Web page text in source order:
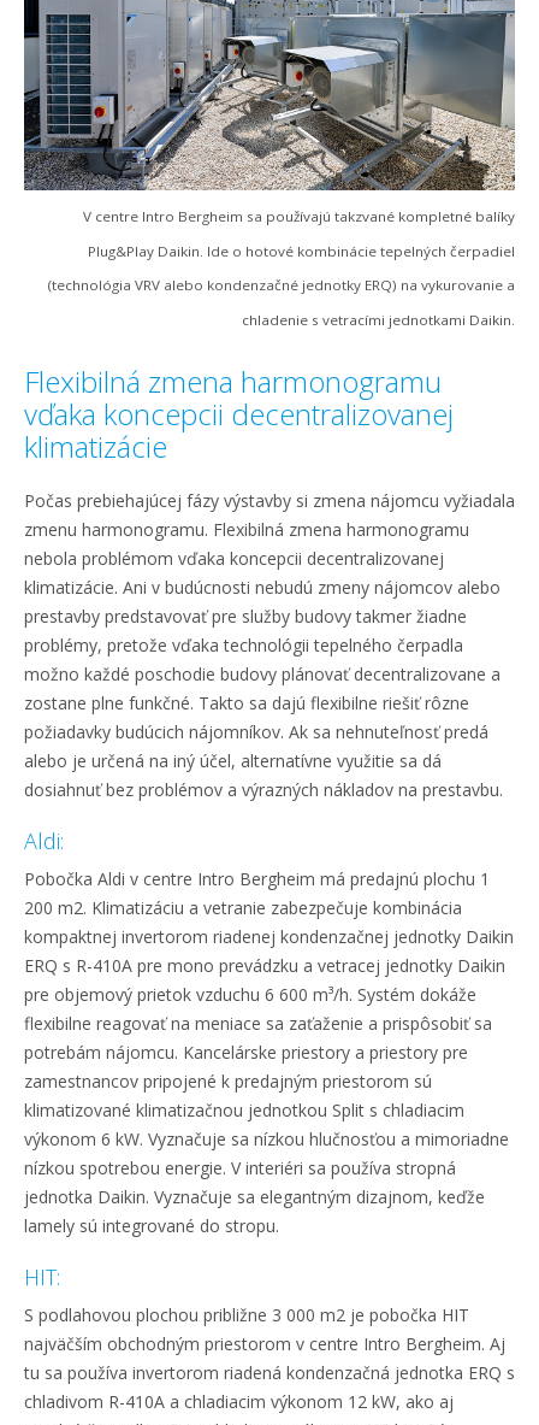
V centre Intro Bergheim sa používajú takzvané kompletné balíky
Plug&Play Daikin. Ide o hotové kombinácie tepelných čerpadiel
(technológia VRV alebo kondenzačné jednotky ERQ) na vykurovanie a
chladenie s vetracími jednotkami Daikin.
Flexibilná zmena harmonogramu
vďaka koncepcii decentralizovanej
klimatizácie
Počas prebiehajúcej fázy výstavby si zmena nájomcu vyžiadala
zmenu harmonogramu. Flexibilná zmena harmonogramu
nebola problémom vďaka koncepcii decentralizovanej
klimatizácie. Ani v budúcnosti nebudú zmeny nájomcov alebo
prestavby predstavovať pre služby budovy takmer žiadne
problémy, pretože vďaka technológii tepelného čerpadla
možno každé poschodie budovy plánovať decentralizovane a
zostane plne funkčné. Takto sa dajú flexibilne riešiť rôzne
požiadavky budúcich nájomníkov. Ak sa nehnuteľnosť predá
alebo je určená na iný účel, alternatívne využitie sa dá
dosiahnuť bez problémov a výrazných nákladov na prestavbu.
Aldi:
Pobočka Aldi v centre Intro Bergheim má predajnú plochu 1
200 m2. Klimatizáciu a vetranie zabezpečuje kombinácia
kompaktnej invertorom riadenej kondenzačnej jednotky Daikin
ERQ s R-410A pre mono prevádzku a vetracej jednotky Daikin
pre objemový prietok vzduchu 6 600 m³/h. Systém dokáže
flexibilne reagovať na meniace sa zaťaženie a prispôsobiť sa
potrebám nájomcu. Kancelárske priestory a priestory pre
zamestnancov pripojené k predajným priestorom sú
klimatizované klimatizačnou jednotkou Split s chladiacim
výkonom 6 kW. Vyznačuje sa nízkou hlučnosťou a mimoriadne
nízkou spotrebou energie. V interiéri sa používa stropná
jednotka Daikin. Vyznačuje sa elegantným dizajnom, keďže
lamely sú integrované do stropu.
HIT:
S podlahovou plochou približne 3 000 m2 je pobočka HIT
najväčším obchodným priestorom v centre Intro Bergheim. Aj
tu sa používa invertorom riadená kondenzačná jednotka ERQ s
chladivom R-410A a chladiacim výkonom 12 kW, ako aj